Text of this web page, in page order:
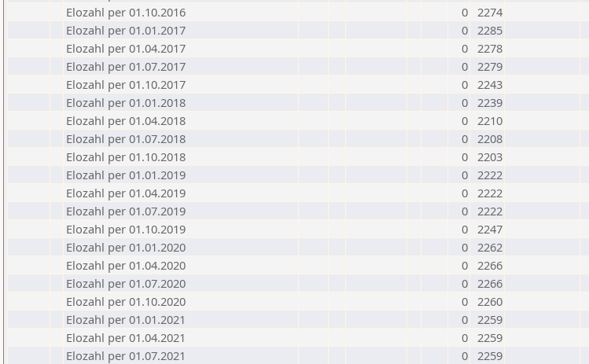
Elozahl per 01.10.2016
0 2274
Elozahl per 01.01.2017
0 2285
Elozahl per 01.04.2017
0 2278
Elozahl per 01.07.2017
0 2279
Elozahl per 01.10.2017
0 2243
Elozahl per 01.01.2018
0 2239
Elozahl per 01.04.2018
0 2210
Elozahl per 01.07.2018
0 2208
Elozahl per 01.10.2018
0 2203
Elozahl per 01.01.2019
0 2222
Elozahl per 01.04.2019
0 2222
Elozahl per 01.07.2019
0 2222
Elozahl per 01.10.2019
0 2247
Elozahl per 01.01.2020
0 2262
Elozahl per 01.04.2020
0 2266
Elozahl per 01.07.2020
0 2266
Elozahl per 01.10.2020
0 2260
Elozahl per 01.01.2021
0 2259
Elozahl per 01.04.2021
0 2259
Elozahl per 01.07.2021
0 2259